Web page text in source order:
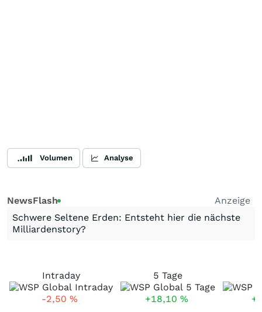
Volumen Analyse
NewsFlash
Anzeige
Schwere Seltene Erden: Entsteht hier die nächste
Milliardenstory?
Intraday
-2,50 %
5 Tage
+18,10 %